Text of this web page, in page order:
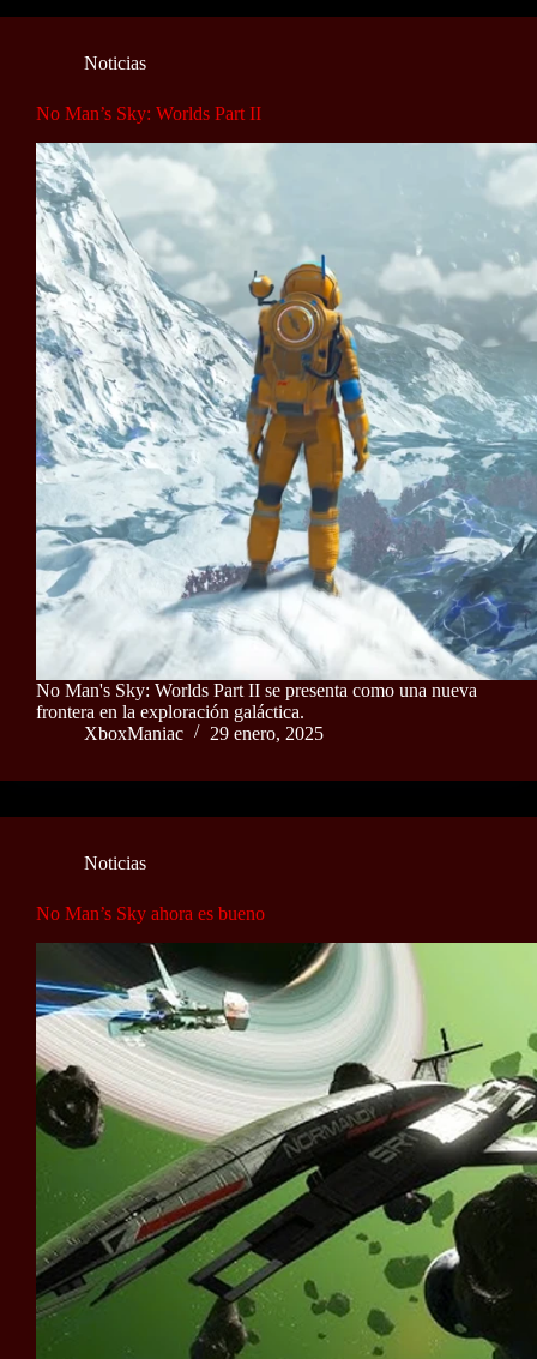
Noticias
No Man’s Sky: Worlds Part II
No Man's Sky: Worlds Part II se presenta como una nueva
frontera en la exploración galáctica.
XboxManiac
29 enero, 2025
Noticias
No Man’s Sky ahora es bueno